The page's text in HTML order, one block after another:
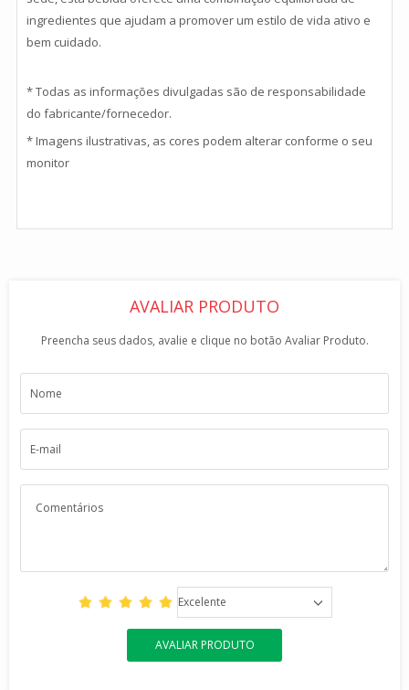
ingredientes que ajudam a promover um estilo de vida ativo e
bem cuidado.
* Todas as informações divulgadas são de responsabilidade
do fabricante/fornecedor.
* Imagens ilustrativas, as cores podem alterar conforme o seu
monitor
AVALIAR PRODUTO
Preencha seus dados, avalie e clique no botão Avaliar Produto.
Excelente
AVALIAR PRODUTO